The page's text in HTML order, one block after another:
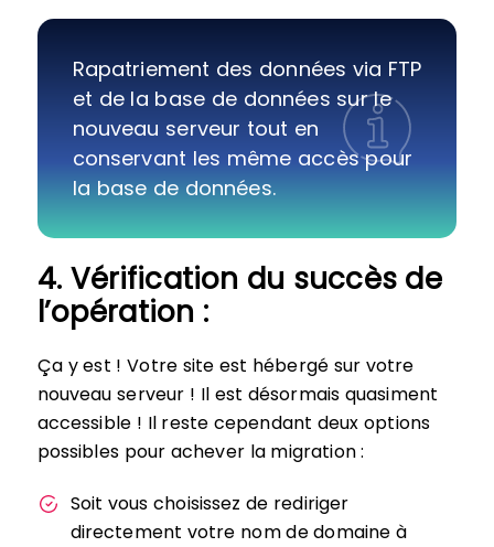
Rapatriement des données via FTP
et de la base de données sur le
nouveau serveur tout en
conservant les même accès pour
la base de données.
4. Vérification du succès de
l’opération :
Ça y est ! Votre site est hébergé sur votre
nouveau serveur ! Il est désormais quasiment
accessible ! Il reste cependant deux options
possibles pour achever la migration :
Soit vous choisissez de rediriger
directement votre nom de domaine à